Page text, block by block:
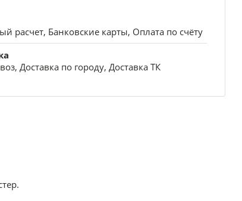
расчет, Банковские карты, Оплата по счёту
Доставка по городу, Доставка ТК